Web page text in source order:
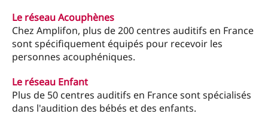
Le réseau Acouphènes
Chez Amplifon, plus de 200 centres auditifs en France
sont spécifiquement équipés pour recevoir les
personnes acouphéniques.
Le réseau Enfant
Plus de 50 centres auditifs en France sont spécialisés
dans l'audition des bébés et des enfants.